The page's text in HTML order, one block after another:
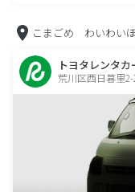
こまごめ わいわい
トヨタレンタ
荒川区西日暮里2-